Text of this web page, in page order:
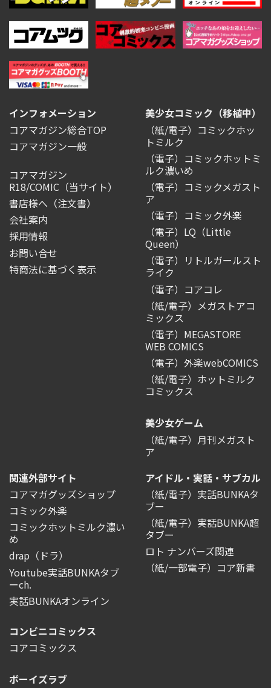
インフォメーション
コアマガジン総合TOP
コアマガジン一般
コアマガジン
R18/COMIC （当サイト）
書店様へ（注文書）
会社案内
採用情報
お問い合せ
特商法に基づく表示
美少女コミック（移植中）
（紙/電子）コミックホッ
トミルク
（電子）コミックホットミ
ルク濃いめ
（電子）コミックメガスト
ア
（電子）コミック外楽
（電子）LQ（Little
Queen）
（電子）リトルガールスト
ライク
（電子）コアコレ
（紙/電子）メガストアコ
ミックス
（電子）MEGASTORE
WEB COMICS
（電子）外楽webCOMICS
（紙/電子）ホットミルク
コミックス
美少女ゲーム
（紙/電子）月刊メガスト
ア
関連外部サイト
コアマガグッズショップ
コミック外楽
コミックホットミルク濃い
め
drap（ドラ）
Youtube実話BUNKAタブ
ーch.
実話BUNKAオンライン
アイドル・実話・サブカル
（紙/電子）実話BUNKAタ
ブー
（紙/電子）実話BUNKA超
タブー
ロト ナンバーズ関連
（紙/一部電子）コア新書
コンビニコミックス
コアコミックス
ボーイズラブ